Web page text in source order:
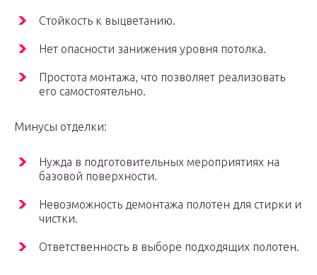
Стойкость к выцветанию.
Нет опасности занижения уровня потолка.
Простота монтажа, что позволяет реализовать
его самостоятельно.
Минусы отделки:
Нужда в подготовительных мероприятиях на
базовой поверхности.
Невозможность демонтажа полотен для стирки и
чистки.
Ответственность в выборе подходящих полотен.